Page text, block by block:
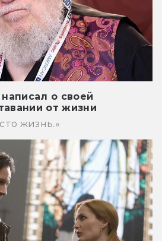
о своей
от жизни
жизнь.»